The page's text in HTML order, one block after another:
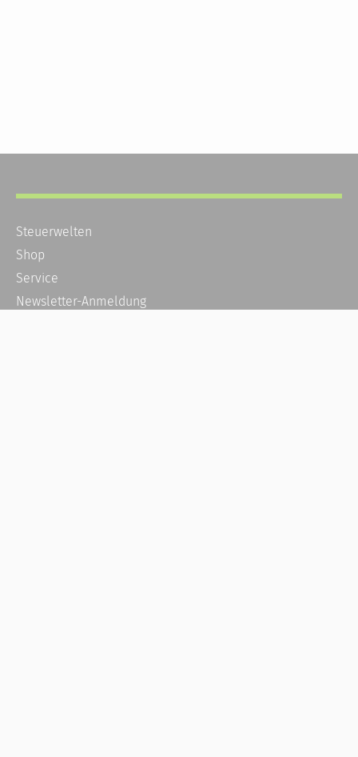
Steuerwelten
Shop
Service
Newsletter-Anmeldung